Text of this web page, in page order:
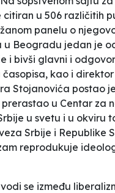
citiran u 506 različitih
panelu o
Beogradu jedan je
i bivši glavni i
kao i
Stojanovića postao
u Centar za
u svetu i u okviru
Srbije i Republike
reprodukuje
se između